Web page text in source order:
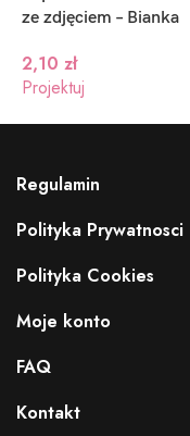
ze zdjęciem – Bianka
2,10 zł
Projektuj
Regulamin
Polityka Prywatnosci
Polityka Cookies
Moje konto
FAQ
Kontakt